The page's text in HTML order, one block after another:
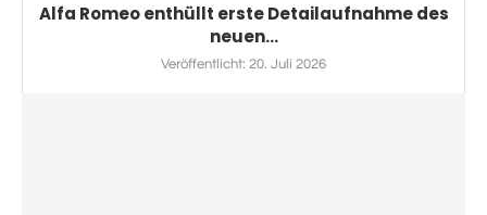
Alfa Romeo enthüllt erste Detailaufnahme des
neuen...
Veröffentlicht: 20. Juli 2026